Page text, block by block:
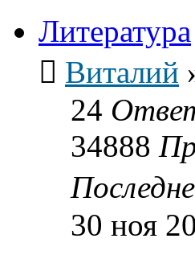
Литература
Виталий
24
34888
30 ноя